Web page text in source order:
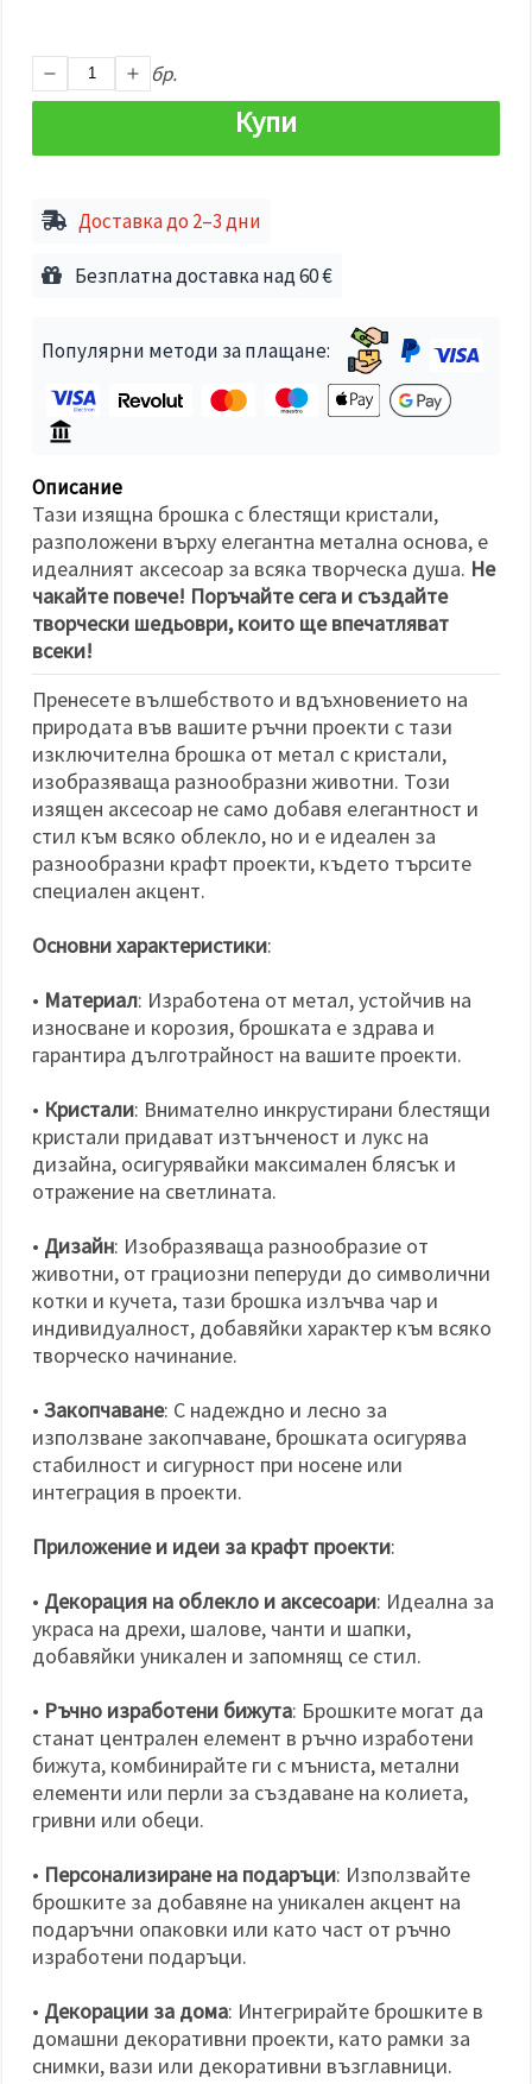
"бисквитки"
и кликнеш
бутона
на
бр.
Купи
Доставка до 2–3 дни
Безплатна доставка над 60 €
Популярни методи за плащане:
Описание
Тази изящна брошка с блестящи кристали,
разположени върху елегантна метална основа, е
идеалният аксесоар за всяка творческа душа. Не
чакайте повече! Поръчайте сега и създайте
творчески шедьоври, които ще впечатляват
всеки!
Пренесете вълшебството и вдъхновението на
природата във вашите ръчни проекти с тази
изключителна брошка от метал с кристали,
изобразяваща разнообразни животни. Този
изящен аксесоар не само добавя елегантност и
стил към всяко облекло, но и е идеален за
разнообразни крафт проекти, където търсите
специален акцент.
Основни характеристики:
• Материал: Изработена от метал, устойчив на
износване и корозия, брошката е здрава и
гарантира дълготрайност на вашите проекти.
• Кристали: Внимателно инкрустирани блестящи
кристали придават изтънченост и лукс на
дизайна, осигурявайки максимален блясък и
отражение на светлината.
• Дизайн: Изобразяваща разнообразие от
животни, от грациозни пеперуди до символични
котки и кучета, тази брошка излъчва чар и
индивидуалност, добавяйки характер към всяко
творческо начинание.
• Закопчаване: С надеждно и лесно за
използване закопчаване, брошката осигурява
стабилност и сигурност при носене или
интеграция в проекти.
Приложение и идеи за крафт проекти:
• Декорация на облекло и аксесоари: Идеална за
украса на дрехи, шалове, чанти и шапки,
добавяйки уникален и запомнящ се стил.
• Ръчно изработени бижута: Брошките могат да
станат централен елемент в ръчно изработени
бижута, комбинирайте ги с мъниста, метални
елементи или перли за създаване на колиета,
гривни или обеци.
• Персонализиране на подаръци: Използвайте
брошките за добавяне на уникален акцент на
подаръчни опаковки или като част от ръчно
изработени подаръци.
• Декорации за дома: Интегрирайте брошките в
домашни декоративни проекти, като рамки за
снимки, вази или декоративни възглавници.